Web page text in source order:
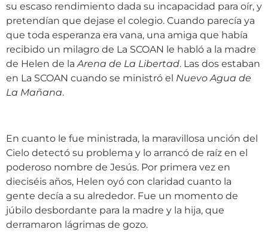
su escaso rendimiento dada su incapacidad para oír, y
pretendían que dejase el colegio. Cuando parecía ya
que toda esperanza era vana, una amiga que había
recibido un milagro de La SCOAN le habló a la madre
de Helen de laArena de La Libertad. Las dos estaban
en La SCOAN cuando se ministró el Nuevo Agua de
La Mañana.
En cuanto le fue ministrada, la maravillosa unción del
Cielo detectó su problema y lo arrancó de raíz en el
poderoso nombre de Jesús. Por primera vez en
dieciséis años, Helen oyó con claridad cuanto la
gente decía a su alrededor. Fue un momento de
júbilo desbordante para la madre y la hija, que
derramaron lágrimas de gozo.